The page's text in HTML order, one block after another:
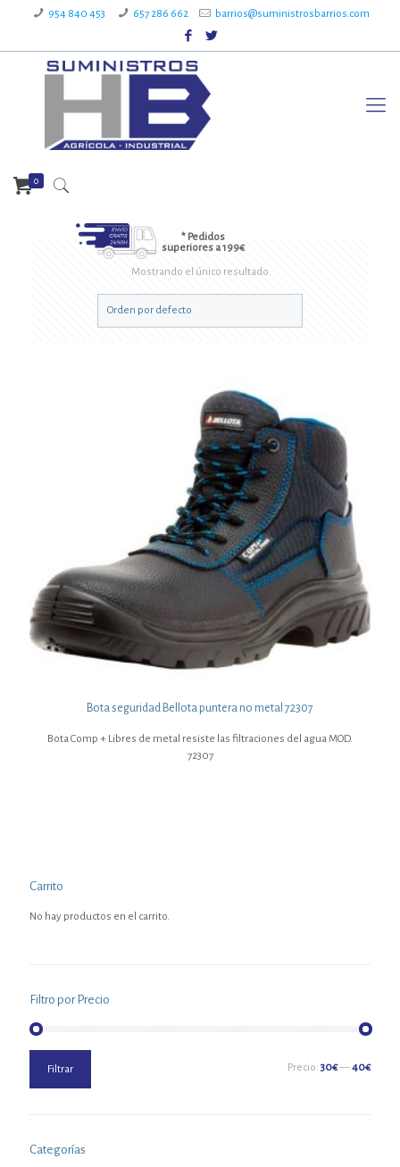
954 840 453 657 286 662 barrios@suministrosbarrios.com
* Pedidos
superiores a 199€
0
Mostrando el único resultado
Bota seguridad Bellota puntera no metal 72307
Bota Comp + Libres de metal resiste las filtraciones del agua MOD.
72307
Carrito
No hay productos en el carrito.
Filtro por Precio
mínimo
máximo
Filtrar Precio: 30€—40€
Categorías